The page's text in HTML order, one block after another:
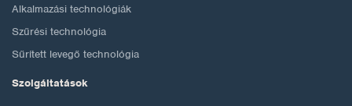
Alkalmazási technológiák
Szűrési technológia
Sűrített levegő technológia
Szolgáltatások